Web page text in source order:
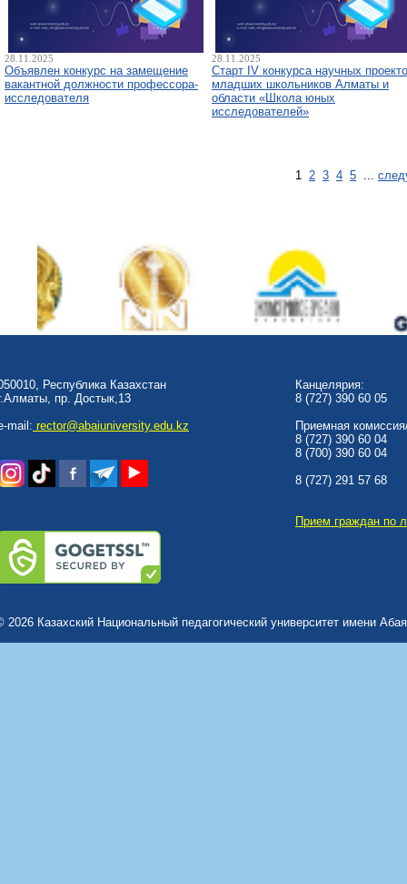
28.11.2025
Объявлен конкурс на замещение
вакантной должности профессора-
исследователя
28.11.2025
Старт IV конкурса научных
младших школьников Алматы и
области «Школа юных
исследователей»
1 2 3 4 5 ...
Республика Казахстан
пр. Достык,13
mail: rector@abaiuniversity.edu.kz
Канцелярия:
8 (727) 390 60 05
Приемная
8 (727) 390 60 04
8 (700) 390 60 04
8 (727) 291 57 68
Прием граждан по
2026 Казахский Национальный педагогический университет имени Абая